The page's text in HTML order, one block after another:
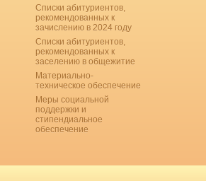
Списки абитуриентов,
рекомендованных к
зачислению в 2024 году
Списки абитуриентов,
рекомендованных к
заселению в общежитие
Материально-
техническое обеспечение
Меры социальной
поддержки и
стипендиальное
обеспечение